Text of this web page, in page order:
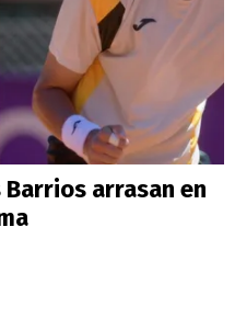
arrasan en